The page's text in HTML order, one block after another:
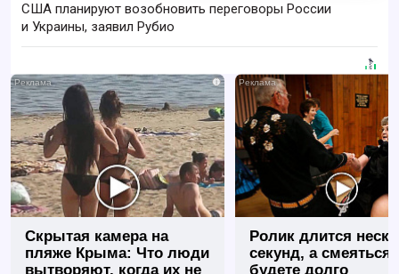
США планируют возобновить переговоры России
и Украины, заявил Рубио
i
Скрытая камера на
пляже Крыма: Что люди
вытворяют, когда их не
Ролик длится
секунд, а смеяться
будете долго